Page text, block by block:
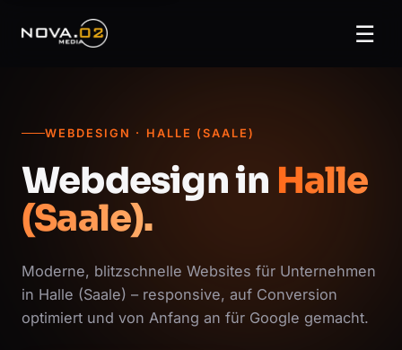
☰
WEBDESIGN · HALLE (SAALE)
Webdesign in Halle
(Saale).
Moderne, blitzschnelle Websites für Unternehmen
in Halle (Saale) – responsive, auf Conversion
optimiert und von Anfang an für Google gemacht.